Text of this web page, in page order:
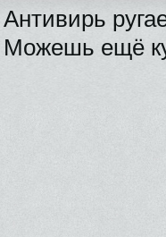
Антивирь
Можешь ещё